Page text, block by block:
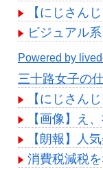
【にじさん
ビジュアル
Powered by
三十路女子の
【にじさん
【画像】え
【朗報】人
消費税減税